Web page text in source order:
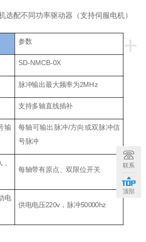
配不同功率驱动器（支持伺服电机）
+
参数
SD-NMCB-0X
脉冲输出最大频率为2MHz
支持多轴直线插补
输 每轴可输出脉冲/方向或双脉冲信
号脉冲
每轴带有原点、双限位开关
电
供电电压220v，脉冲50000hz
联系
顶部